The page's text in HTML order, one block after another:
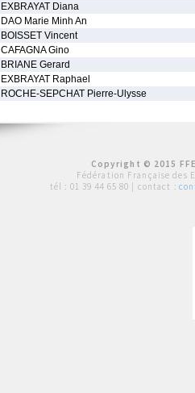
EXBRAYAT Diana
DAO Marie Minh An
BOISSET Vincent
CAFAGNA Gino
BRIANE Gerard
EXBRAYAT Raphael
ROCHE-SEPCHAT Pierre-Ulysse
Copyright © 2015
Fédération Française des
tél : 01 39 44 65 80 | contact :